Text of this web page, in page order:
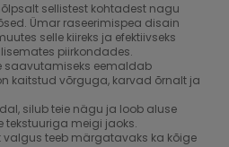
sellistest kohtadest nagu
Ümar raseerimispea disain
selle kiireks ja efektiivseks
piirkondades.
saavutamiseks eemaldab
kaitstud võrguga, karvad õrnalt ja
silub teie nägu ja loob aluse
tekstuuriga meigi jaoks.
valgus teeb märgatavaks ka kõige